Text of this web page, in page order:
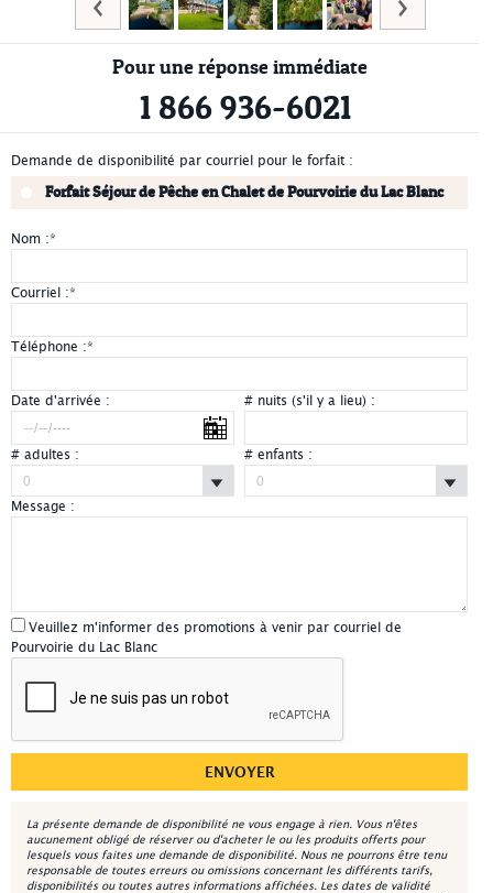
Pour une réponse immédiate
1 866 936-6021
Demande de disponibilité par courriel pour le forfait :
Forfait Séjour de Pêche en Chalet de Pourvoirie du Lac Blanc
Nom :*
Courriel :*
Téléphone :*
Date d'arrivée : # nuits (s'il y a lieu) :
# adultes : # enfants :
Message :
Veuillez m'informer des promotions à venir par courriel de
Pourvoirie du Lac Blanc
La présente demande de disponibilité ne vous engage à rien. Vous n'êtes
aucunement obligé de réserver ou d'acheter le ou les produits offerts pour
lesquels vous faites une demande de disponibilité. Nous ne pourrons être tenu
responsable de toutes erreurs ou omissions concernant les différents tarifs,
disponibilités ou toutes autres informations affichées. Les dates de validité